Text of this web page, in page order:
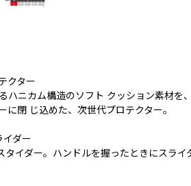
クター
ハニカム構造のソフト クッション素材を
に閉 じ込めた、次世代プロテクター。
イダー
タイダー。ハンドルを握ったときにスラ